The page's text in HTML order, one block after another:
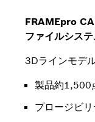
FRAMEpro
ファイルシス
3Dラインモデ
製品約1,500
プロージビ